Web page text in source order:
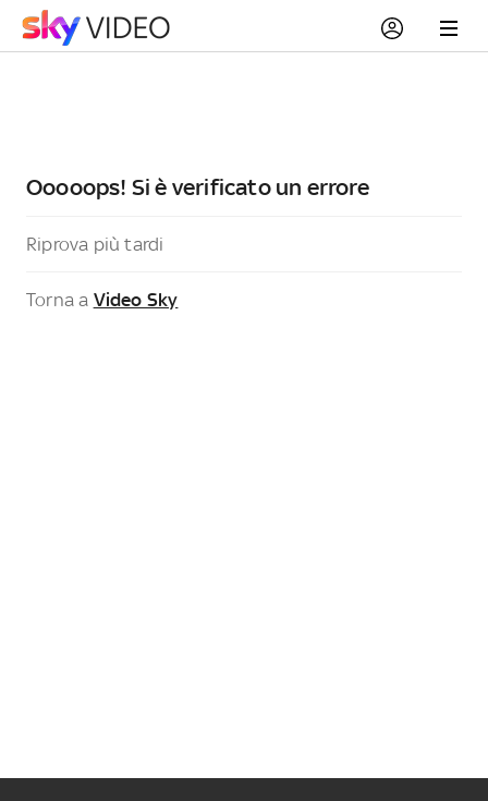
Ooooops! Si è verificato un errore
Riprova più tardi
Torna a Video Sky